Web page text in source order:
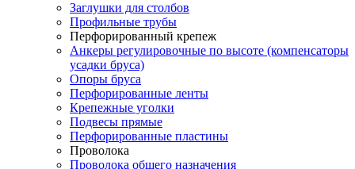
Заглушки для столбов
Профильные трубы
Перфорированный крепеж
Анкеры регулировочные по высоте (компенсаторы
усадки бруса)
Опоры бруса
Перфорированные ленты
Крепежные уголки
Подвесы прямые
Перфорированные пластины
Проволока
Проволока общего назначения